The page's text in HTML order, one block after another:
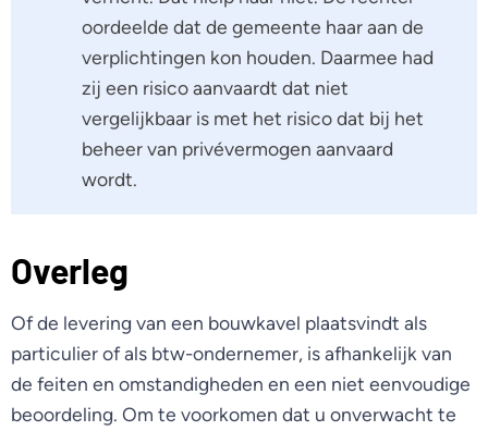
oordeelde dat de gemeente haar aan de
verplichtingen kon houden. Daarmee had
zij een risico aanvaardt dat niet
vergelijkbaar is met het risico dat bij het
beheer van privévermogen aanvaard
wordt.
Overleg
Of de levering van een bouwkavel plaatsvindt als
particulier of als btw-ondernemer, is afhankelijk van
de feiten en omstandigheden en een niet eenvoudige
beoordeling. Om te voorkomen dat u onverwacht te